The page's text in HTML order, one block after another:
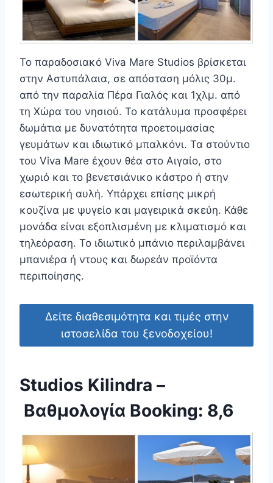
Το παραδοσιακό Viva Mare Studios βρίσκεται
στην Αστυπάλαια, σε απόσταση μόλις 30μ.
από την παραλία Πέρα Γιαλός και 1χλμ. από
τη Χώρα του νησιού. Το κατάλυμα προσφέρει
δωμάτια με δυνατότητα προετοιμασίας
γευμάτων και ιδιωτικό μπαλκόνι. Τα στούντιο
του Viva Mare έχουν θέα στο Αιγαίο, στο
χωριό και το βενετσιάνικο κάστρο ή στην
εσωτερική αυλή. Υπάρχει επίσης μικρή
κουζίνα με ψυγείο και μαγειρικά σκεύη. Κάθε
μονάδα είναι εξοπλισμένη με κλιματισμό και
τηλεόραση. Το ιδιωτικό μπάνιο περιλαμβάνει
μπανιέρα ή ντους και δωρεάν προϊόντα
περιποίησης.
Δείτε διαθεσιμότητα και τιμές στην
ιστοσελίδα του ξενοδοχείου!
Studios Kilindra –
Βαθμολογία Booking: 8,6